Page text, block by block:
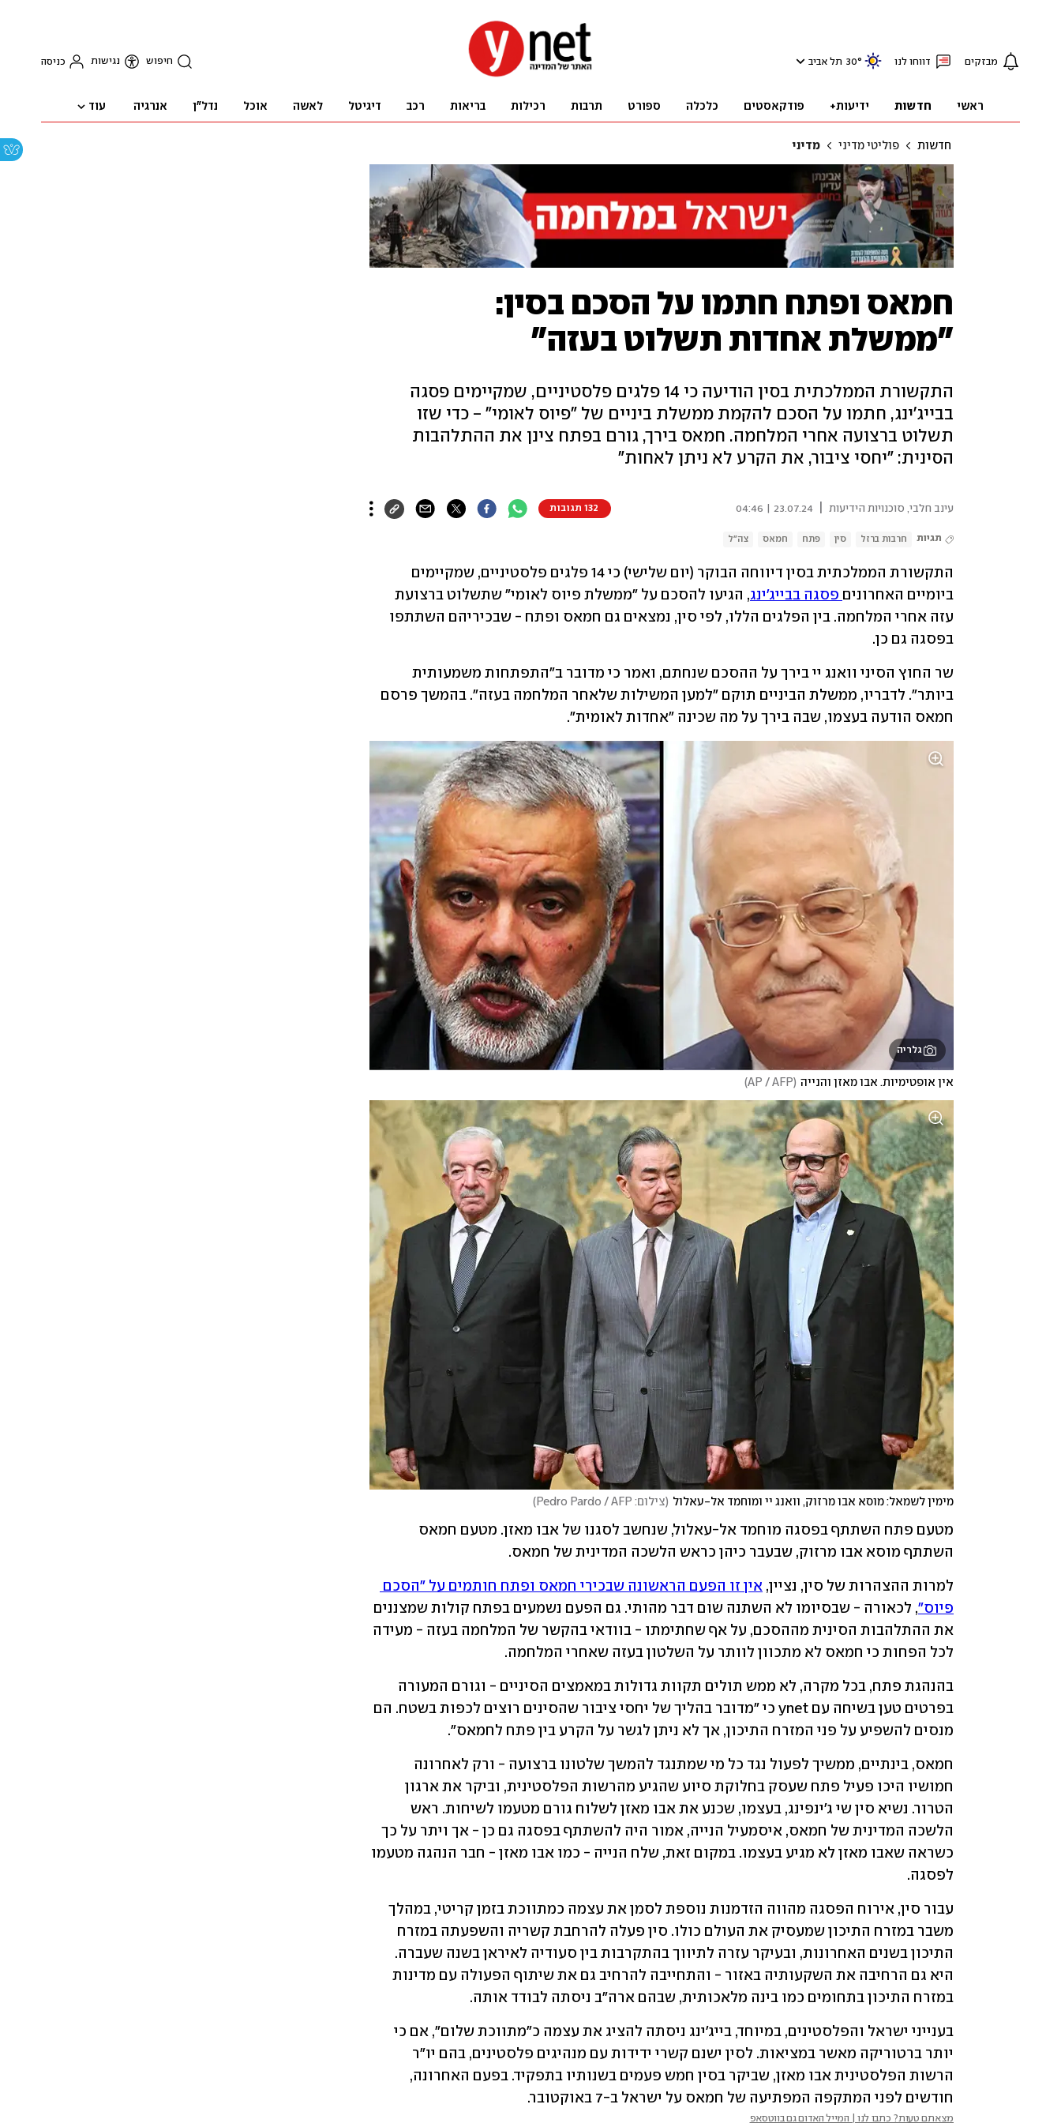
מבזקים דווחו לנו 30° תל אביב חיפוש נגישות כניסה
ראשי חדשות ידיעות+ פודקאסטים כלכלה ספורט תרבות רכילות בריאות רכב דיגיטל לאשה אוכל נדל"ן אנרגיה עוד
חדשות פוליטי מדיני מדיני
חמאס ופתח חתמו על הסכם בסין:
"ממשלת אחדות תשלוט בעזה"
התקשורת הממלכתית בסין הודיעה כי 14 פלגים פלסטיניים, שמקיימים פסגה
בבייג'ינג, חתמו על הסכם להקמת ממשלת ביניים של "פיוס לאומי" - כדי שזו
תשלוט ברצועה אחרי המלחמה. חמאס בירך, גורם בפתח צינן את ההתלהבות
הסינית: "יחסי ציבור, את הקרע לא ניתן לאחות"
עינב חלבי סוכנויות הידיעות 23.07.24 | 04:46 132 תגובות
תגיות חרבות ברזל סין פתח חמאס צה"ל
ביומיים האחרונים פסגה בבייג'ינג
בפסגה גם כן.
חמאס הודעה בעצמו, שבה בירך על מה שכינה "אחדות לאומית".
גלריה
אין אופטימיות. אבו מאזן והנייה (
AP / AFP
)
מימין לשמאל: מוסא אבו מרזוק, וואנג יי ומוחמד אל-עאלול (צילום: Pedro Pardo / AFP )
השתתף מוסא אבו מרזוק, שבעבר כיהן כראש הלשכה המדינית של חמאס.
למרות ההצהרות של סין, נציין,
פיוס"
לכל הפחות כי חמאס לא מתכוון לוותר על השלטון בעזה שאחרי המלחמה.
מנסים להשפיע על פני המזרח התיכון, אך לא ניתן לגשר על הקרע בין פתח לחמאס".
לפסגה.
במזרח התיכון בתחומים כמו בינה מלאכותית, שבהם ארה"ב ניסתה לבודד אותה.
חודשים לפני המתקפה המפתיעה של חמאס על ישראל ב-7 באוקטובר.
מצאתם טעות? כתבו לנו | המייל האדום גם בווטסאפ